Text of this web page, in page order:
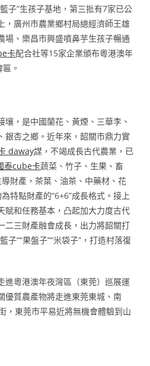
子”生孩子基地，第三批有7家已公
，廣州市農業鄉村局總經濟師王雄
場、樂昌市興盛噴鼻芋生孩子暢通
卡配合社等15家企業頒布粵港澳年
。
，是中國蘭花、黃煙、三華李、
銀杏之鄉。近年來，韶關市鼎力實
daway謀，不竭成長古代農業，已
泰cube卡蔬菜、竹子、生果、畜
財產，茶葉、油茶、中藥材、花
特點財產的“6+6”成長格式。接上
賦和任務基本，凸起加大力度古代
二三財產融會成長，出力將韶關打
子”“果盤子”“米袋子”，打造村落復
進粵港澳年夜灣區（東莞）巡展運
優質農產物將走進東莞東城、南
，東莞市平易近將無機會體驗到山